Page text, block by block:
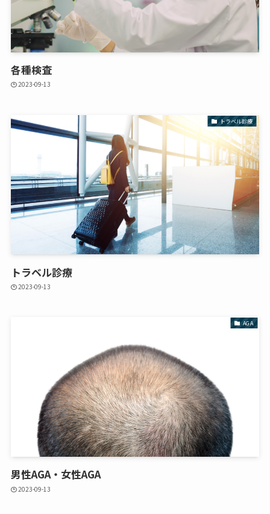
各種検査
2023-09-13
トラベル診療
トラベル診療
2023-09-13
AGA
男性AGA・女性AGA
2023-09-13